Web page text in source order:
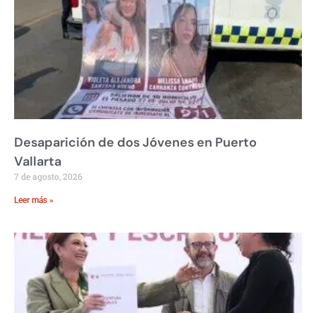
Desaparición de dos Jóvenes en Puerto
Vallarta
7 de agosto, 2026
Leer más »